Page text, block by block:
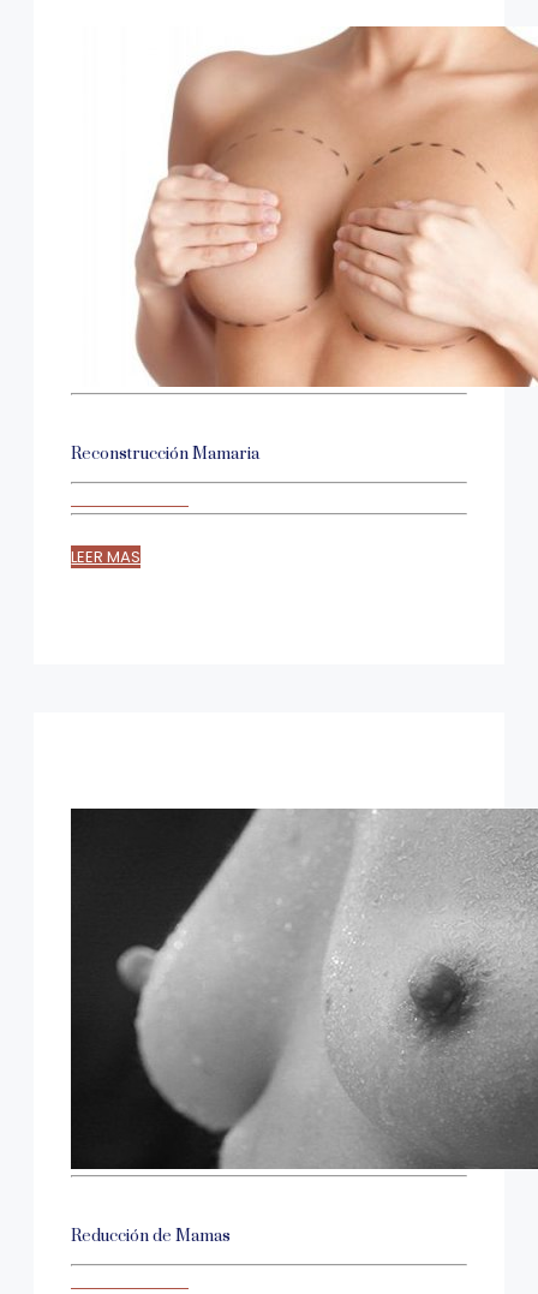
Reconstrucción Mamaria
LEER MAS
Reducción de Mamas